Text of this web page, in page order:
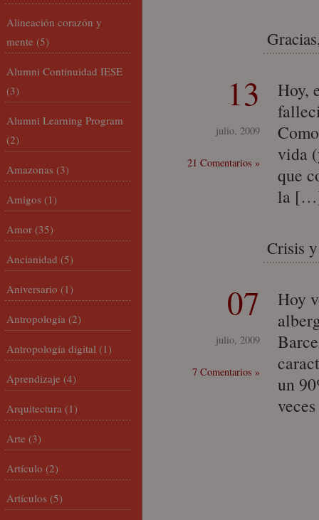
13
julio, 2009
21 Comentarios »
Hoy,
vida
que
la
Crisis
07
julio, 2009
7 Comentarios »
Hoy
un
Alineación corazón y
mente (5)
Alumni Continuidad IESE
(3)
Alumni Learning Program
(2)
Amazonas (3)
Amigos (1)
Amor (35)
Ancianidad (5)
Aniversario (1)
Antropología (2)
Antropología digital (1)
Aprendizaje (4)
Arquitectura (1)
Arte (3)
Artículo (2)
Artículos (5)